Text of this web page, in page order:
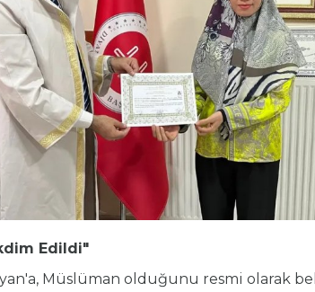
Edildi"
Müslüman olduğunu resmi olarak